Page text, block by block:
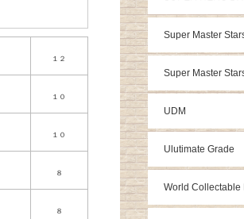
１２
１０
１０
８
８
Super Master
Super Master
UDM
Ulutimate Grade
World Collectable